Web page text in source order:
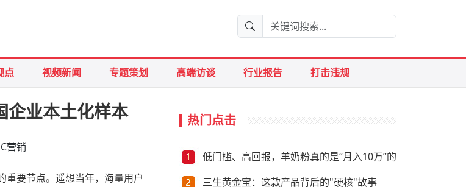
点 视频新闻 专题策划 高端访谈 行业报告 打击违规
企业本土化样本
营销
重要节点。遥想当年，海量用户
热门点击
低门槛、高回报，羊奶粉真的是“月入10万”的好生意？
三生黄金宝：这款产品背后的"硬核"故事